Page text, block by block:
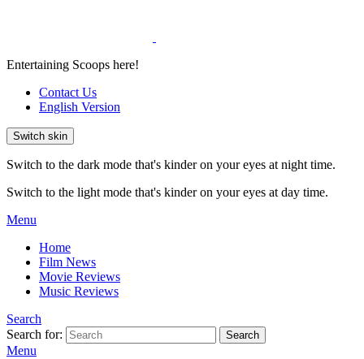
Entertaining Scoops here!
Contact Us
English Version
Switch skin
Switch to the dark mode that's kinder on your eyes at night time.
Switch to the light mode that's kinder on your eyes at day time.
Menu
Home
Film News
Movie Reviews
Music Reviews
Search
Search for:
Search
Menu